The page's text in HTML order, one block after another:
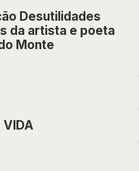
Desutilidades
da artista e poeta
Monte
VIDA